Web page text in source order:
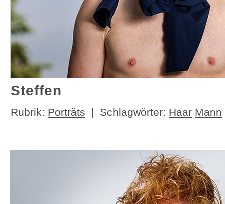
Steffen
Rubrik: Porträts | Schlagwörter: Haar Mann